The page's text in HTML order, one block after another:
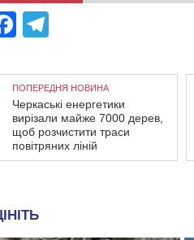
Facebook
ПОПЕРЕДНЯ НОВИНА
Черкаські енергетики
вирізали майже 7000 дерев,
щоб розчистити траси
повітряних ліній